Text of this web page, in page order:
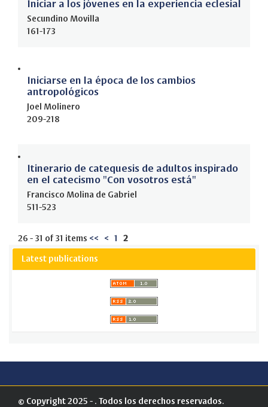
Iniciar a los jóvenes en la experiencia eclesial
Secundino Movilla
161-173
Iniciarse en la época de los cambios
antropológicos
Joel Molinero
209-218
Itinerario de catequesis de adultos inspirado
en el catecismo "Con vosotros está"
Francisco Molina de Gabriel
511-523
26 - 31 of 31 items << < 1 2
Latest publications
© Copyright 2025 - . Todos los derechos reservados.